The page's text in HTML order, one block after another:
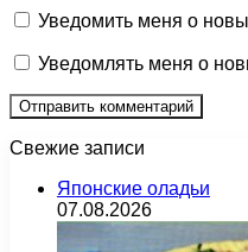
Уведомить меня о
Уведомлять меня о
Свежие записи
Японские оладьи
07.08.2026